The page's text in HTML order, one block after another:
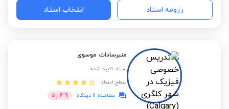
رزومه استاد انتخاب استاد
منیرسادات موسوی
استاد تایید شده
سطح استاد:
مشاهده 11 دیدگاه
4.9 از 5